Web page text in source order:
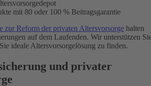
mit 80 oder 100 % Beitragsgarantie
zur Reform der privaten Altersvorsorge halten
auf dem Laufenden. Wir unterstützen
ideale Altersvorsorgelösung zu finden.
und privater